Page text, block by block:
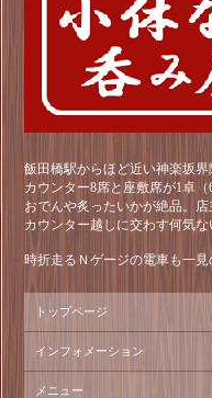
飯田橋駅からほど近い神楽坂
カウンター8席と座敷席が1卓
おでんや炙ったいかが絶品。
カウンター越しに交わす何気
時折走るＮゲージの電車も一見
トップページ
インフォメーション
メニュー